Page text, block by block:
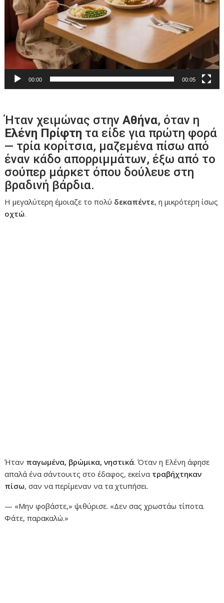
00:00 00:05
Ήταν χειμώνας στηνΑθήνα, όταν η
Ελένη Πρίφτη τα είδε για πρώτη φορά
— τρία κορίτσια, μαζεμένα πίσω από
έναν κάδο απορριμμάτων, έξω από το
σούπερ μάρκετ όπου δούλευε στη
βραδινή βάρδια.
Η μεγαλύτερη έμοιαζε το πολύ δεκαπέντε, η μικρότερη ίσως
οχτώ.
Ήταν παγωμένα, βρώμικα, νηστικά. Όταν η Ελένη άφησε
απαλά ένα σάντουιτς στο έδαφος, εκείνα τραβήχτηκαν
πίσω, σαν να περίμεναν να τα χτυπήσει.
— «Μην φοβάστε,» ψιθύρισε. «Δεν σας χρωστάω τίποτα.
Φάτε, παρακαλώ.»